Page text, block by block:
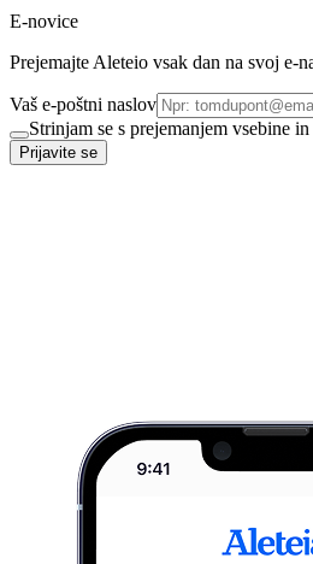
E-novice
Prejemajte Aleteio vsak dan na svoj e-
Vaš e-poštni naslov
Strinjam se s prejemanjem vsebine in
Prijavite se